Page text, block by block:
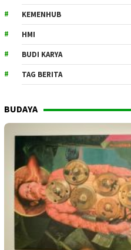
KEMENHUB
HMI
BUDI KARYA
TAG BERITA
BUDAYA